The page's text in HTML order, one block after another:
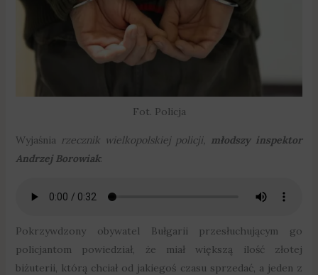
Fot. Policja
Wyjaśnia rzecznik wielkopolskiej policji, młodszy inspektor
Andrzej Borowiak:
Pokrzywdzony obywatel Bułgarii przesłuchującym go
policjantom powiedział, że miał większą ilość złotej
biżuterii, którą chciał od jakiegoś czasu sprzedać, a jeden z